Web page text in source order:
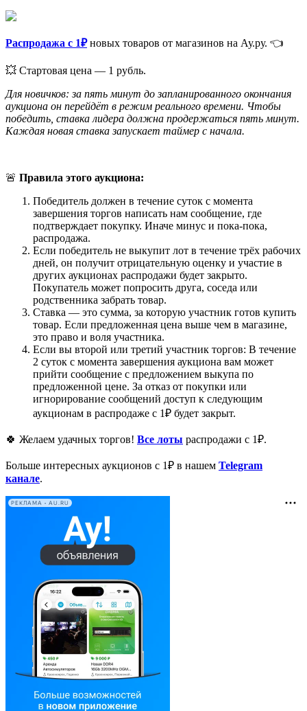
Распродажа с 1₽новых товаров от магазинов на Ау.ру. 👈
💥 Стартовая цена — 1 рубль.
Для новичков: за пять минут до запланированного окончания
аукциона он перейдёт в режим реального времени. Чтобы
победить, ставка лидера должна продержаться пять минут.
Каждая новая ставка запускает таймер с начала.
🚨 Правила этого аукциона:
Победитель должен в течение суток с момента
завершения торгов написать нам сообщение, где
подтверждает покупку. Иначе минус и пока-пока,
распродажа.
Если победитель не выкупит лот в течение трёх рабочих
дней, он получит отрицательную оценку и участие в
других аукционах распродажи будет закрыто.
Покупатель может попросить друга, соседа или
родственника забрать товар.
Ставка — это сумма, за которую участник готов купить
товар. Если предложенная цена выше чем в магазине,
это право и воля участника.
Если вы второй или третий участник торгов: В течение
2 суток с момента завершения аукциона вам может
прийти сообщение с предложением выкупа по
предложенной цене. За отказ от покупки или
игнорирование сообщений доступ к следующим
аукционам в распродаже с 1₽ будет закрыт.
🍀 Желаем удачных торгов! Все лоты распродажи с 1₽.
Больше интересных аукционов с 1₽ в нашем Telegram
канале.
РЕКЛАМА • AU.RU